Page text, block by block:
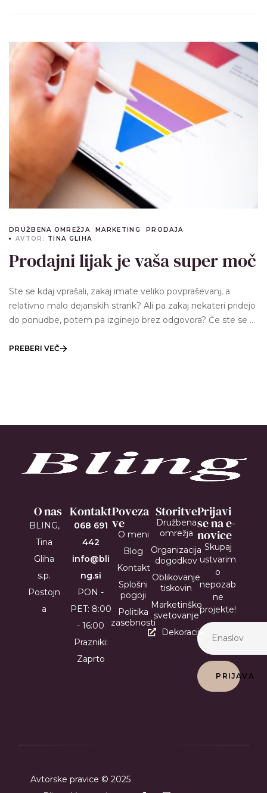
DRUŽBENA OMREŽJA MARKETING
PRODAJA
AVTOR: TINA GLIHA
Prodajni lijak je vaša super moč
Ste se kdaj vprašali, zakaj imate veliko povpraševanj, a
relativno malo dejanskih strank? Ali pa zakaj nekateri pridejo
do ponudbe, potem pa izginejo brez odgovora? Če ste se v
PREBERI VEČ
O nas
BLING,
Tina
Gliha
s.p.
Postojn
a
Kontakt
068 691
442
info@bli
ng.si
PON -
PET: 8:00
- 16:00
Prazniki:
Zaprto
Skupaj
ustvarim
o
nepozab
ne
projekte!
Prijavi
se na e-
novice
PRIJAVA
Poveza
Ve
O meni
Blog
Kontakt
Splošni
pogoji
Politika
zasebnosti
Storitve
Družbena
omrežja
Organizacija
dogodkov
Oblikovanje
tiskovin
Marketinško
svetovanje
Dekoracija
Avtorske pravice © 2025